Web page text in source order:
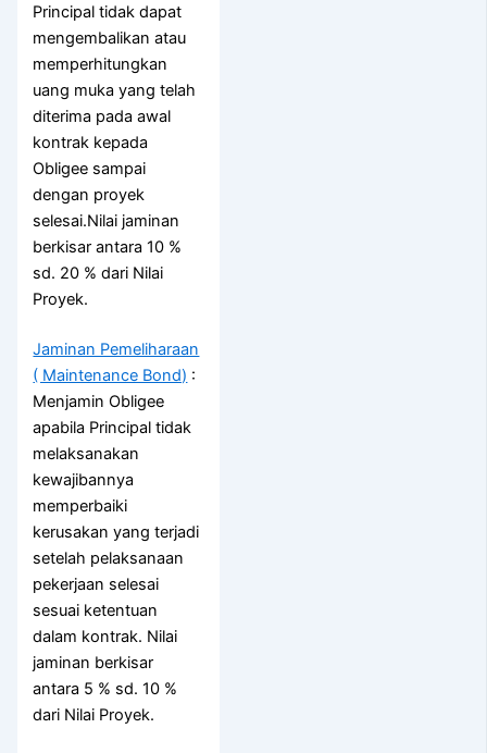
Principal tidak dapat
mengembalikan atau
memperhitungkan
uang muka yang telah
diterima pada awal
kontrak kepada
Obligee sampai
dengan proyek
selesai.Nilai jaminan
berkisar antara 10 %
sd. 20 % dari Nilai
Proyek.
Jaminan Pemeliharaan
( Maintenance Bond) :
Menjamin Obligee
apabila Principal tidak
melaksanakan
kewajibannya
memperbaiki
kerusakan yang terjadi
setelah pelaksanaan
pekerjaan selesai
sesuai ketentuan
dalam kontrak. Nilai
jaminan berkisar
antara 5 % sd. 10 %
dari Nilai Proyek.